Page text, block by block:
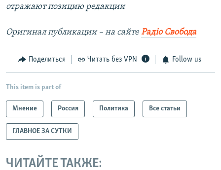
отражают позицию редакции
Оригинал публикации – на сайте Радіо Свобода
Поделиться Читать без VPN Follow us
This item is part of
Мнение Россия Политика Все статьи
ГЛАВНОЕ ЗА СУТКИ
ЧИТАЙТЕ ТАКЖЕ: